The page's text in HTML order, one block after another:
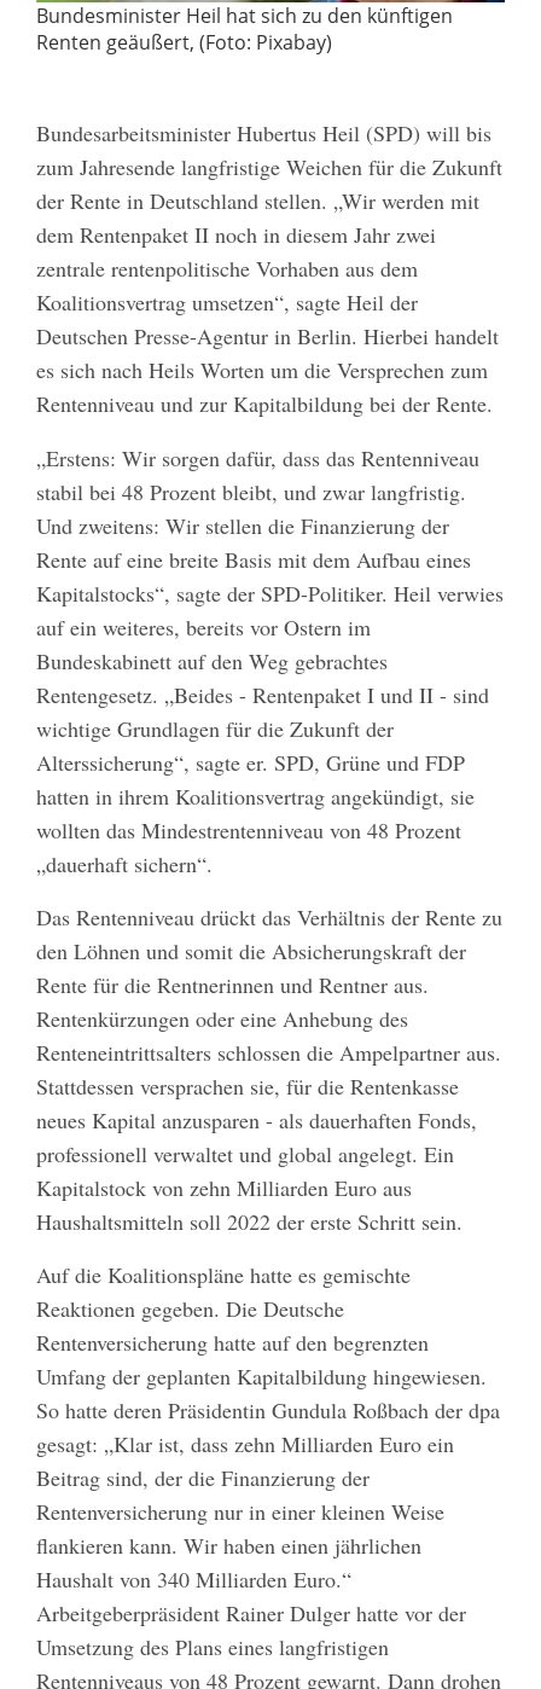
Bundesminister Heil hat sich zu den künftigen
Renten geäußert, (Foto: Pixabay)
Bundesarbeitsminister Hubertus Heil (SPD) will bis
zum Jahresende langfristige Weichen für die Zukunft
der Rente in Deutschland stellen. „Wir werden mit
dem Rentenpaket II noch in diesem Jahr zwei
zentrale rentenpolitische Vorhaben aus dem
Koalitionsvertrag umsetzen“, sagte Heil der
Deutschen Presse-Agentur in Berlin. Hierbei handelt
es sich nach Heils Worten um die Versprechen zum
Rentenniveau und zur Kapitalbildung bei der Rente.
„Erstens: Wir sorgen dafür, dass das Rentenniveau
stabil bei 48 Prozent bleibt, und zwar langfristig.
Und zweitens: Wir stellen die Finanzierung der
Rente auf eine breite Basis mit dem Aufbau eines
Kapitalstocks“, sagte der SPD-Politiker. Heil verwies
auf ein weiteres, bereits vor Ostern im
Bundeskabinett auf den Weg gebrachtes
Rentengesetz. „Beides - Rentenpaket I und II - sind
wichtige Grundlagen für die Zukunft der
Alterssicherung“, sagte er. SPD, Grüne und FDP
hatten in ihrem Koalitionsvertrag angekündigt, sie
wollten das Mindestrentenniveau von 48 Prozent
„dauerhaft sichern“.
Das Rentenniveau drückt das Verhältnis der Rente zu
den Löhnen und somit die Absicherungskraft der
Rente für die Rentnerinnen und Rentner aus.
Rentenkürzungen oder eine Anhebung des
Renteneintrittsalters schlossen die Ampelpartner aus.
Stattdessen versprachen sie, für die Rentenkasse
neues Kapital anzusparen - als dauerhaften Fonds,
professionell verwaltet und global angelegt. Ein
Kapitalstock von zehn Milliarden Euro aus
Haushaltsmitteln soll 2022 der erste Schritt sein.
Auf die Koalitionspläne hatte es gemischte
Reaktionen gegeben. Die Deutsche
Rentenversicherung hatte auf den begrenzten
Umfang der geplanten Kapitalbildung hingewiesen.
So hatte deren Präsidentin Gundula Roßbach der dpa
gesagt: „Klar ist, dass zehn Milliarden Euro ein
Beitrag sind, der die Finanzierung der
Rentenversicherung nur in einer kleinen Weise
flankieren kann. Wir haben einen jährlichen
Haushalt von 340 Milliarden Euro.“
Arbeitgeberpräsident Rainer Dulger hatte vor der
Umsetzung des Plans eines langfristigen
Rentenniveaus von 48 Prozent gewarnt. Dann drohen